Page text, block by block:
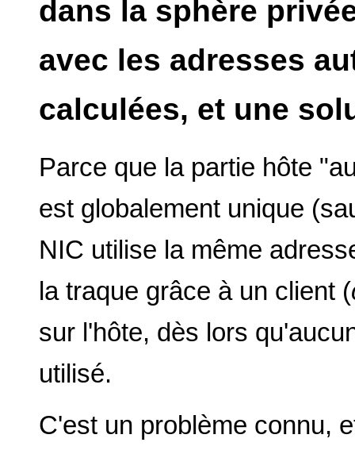
dans la sphère
avec les adresses
calculées, et une
Parce que la partie hôte
est globalement unique
NIC utilise la même
la traque grâce à un client (
sur l'hôte, dès lors
utilisé.
C'est un problème connu,